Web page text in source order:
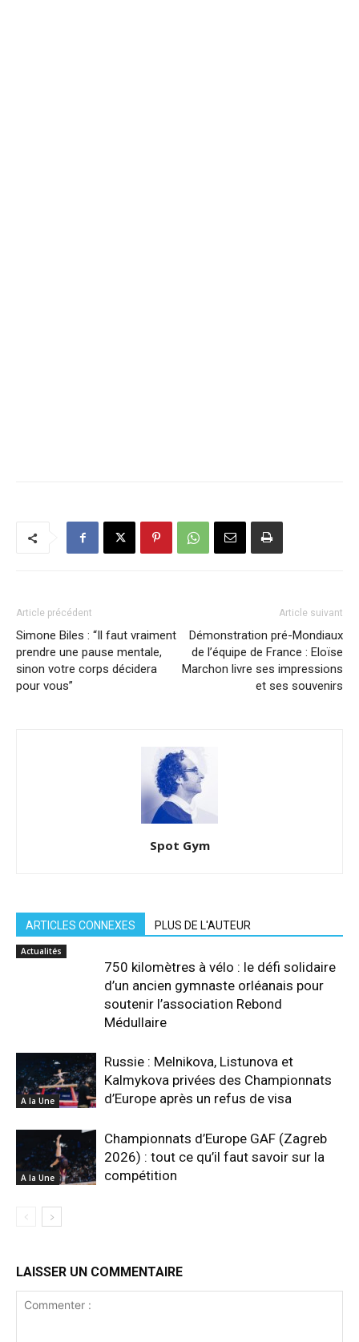
Article précédent
Simone Biles : “Il faut vraiment
prendre une pause mentale,
sinon votre corps décidera
pour vous”
Article suivant
Démonstration pré-Mondiaux
de l’équipe de France : Eloïse
Marchon livre ses impressions
et ses souvenirs
Spot Gym
ARTICLES CONNEXES PLUS DE L'AUTEUR
Actualités
750 kilomètres à vélo : le défi solidaire
d’un ancien gymnaste orléanais pour
soutenir l’association Rebond
Médullaire
A la Une
Russie : Melnikova, Listunova et
Kalmykova privées des Championnats
d’Europe après un refus de visa
A la Une
Championnats d’Europe GAF (Zagreb
2026) : tout ce qu’il faut savoir sur la
compétition
LAISSER UN COMMENTAIRE